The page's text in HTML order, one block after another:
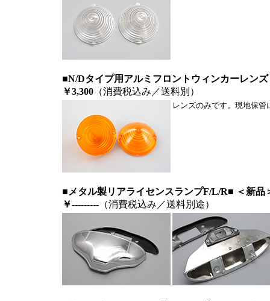
■N/Dタイプ用アルミフロントウィンカーレン
￥3,300（消費税込み／送料別）
レンズのみです。現地保
■メタル製リアライセンスランプF/L/R■ ＜新品
￥---------（消費税込み／送料別途）